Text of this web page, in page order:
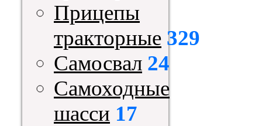
Прицепы
тракторные 329
Самосвал 24
Самоходные
шасси 17